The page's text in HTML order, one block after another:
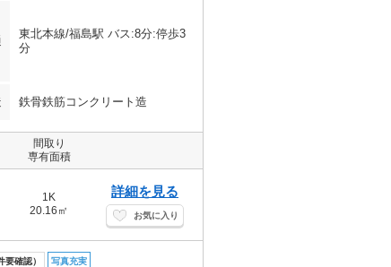
東北本線/福島駅 バス:8分:停歩3
分
鉄骨鉄筋コンクリート造
間取り
専有面積
1K
20.16㎡
詳細を見る
お気に入り
確認） 写真充実